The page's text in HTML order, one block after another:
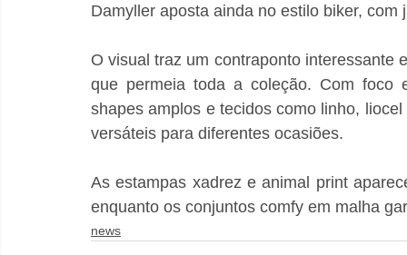
Damyller aposta ainda no estilo biker,
O visual traz um contraponto interessante
que permeia toda a coleção. Com foco
shapes amplos e tecidos como linho,
versáteis para diferentes ocasiões.
As estampas xadrez e animal print
enquanto os conjuntos comfy em malha
news